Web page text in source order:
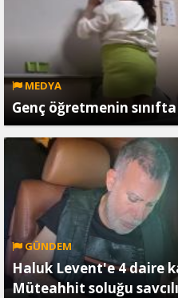
MEDYA
Genç öğretmenin
GÜNDEM
Haluk Levent'e 4 daire
Müteahhit soluğu